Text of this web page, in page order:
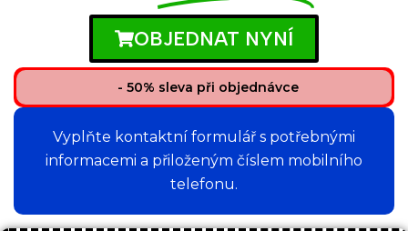
OBJEDNAT NYNÍ
- 50% sleva při objednávce
Vyplňte kontaktní formulář s potřebnými
informacemi a přiloženým číslem mobilního
telefonu.